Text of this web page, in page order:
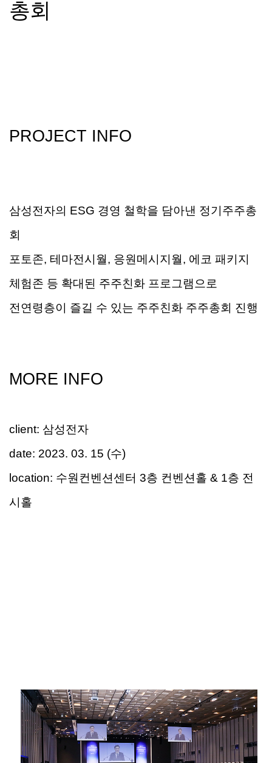
총회
PROJECT INFO
삼성전자의 ESG 경영 철학을 담아낸 정기주주총
회
포토존, 테마전시월, 응원메시지월, 에코 패키지
체험존 등 확대된 주주친화 프로그램으로
전연령층이 즐길 수 있는 주주친화 주주총회 진행
MORE INFO
client: 삼성전자
date: 2023. 03. 15 (수)
location: 수원컨벤션센터 3층 컨벤션홀 & 1층 전
시홀